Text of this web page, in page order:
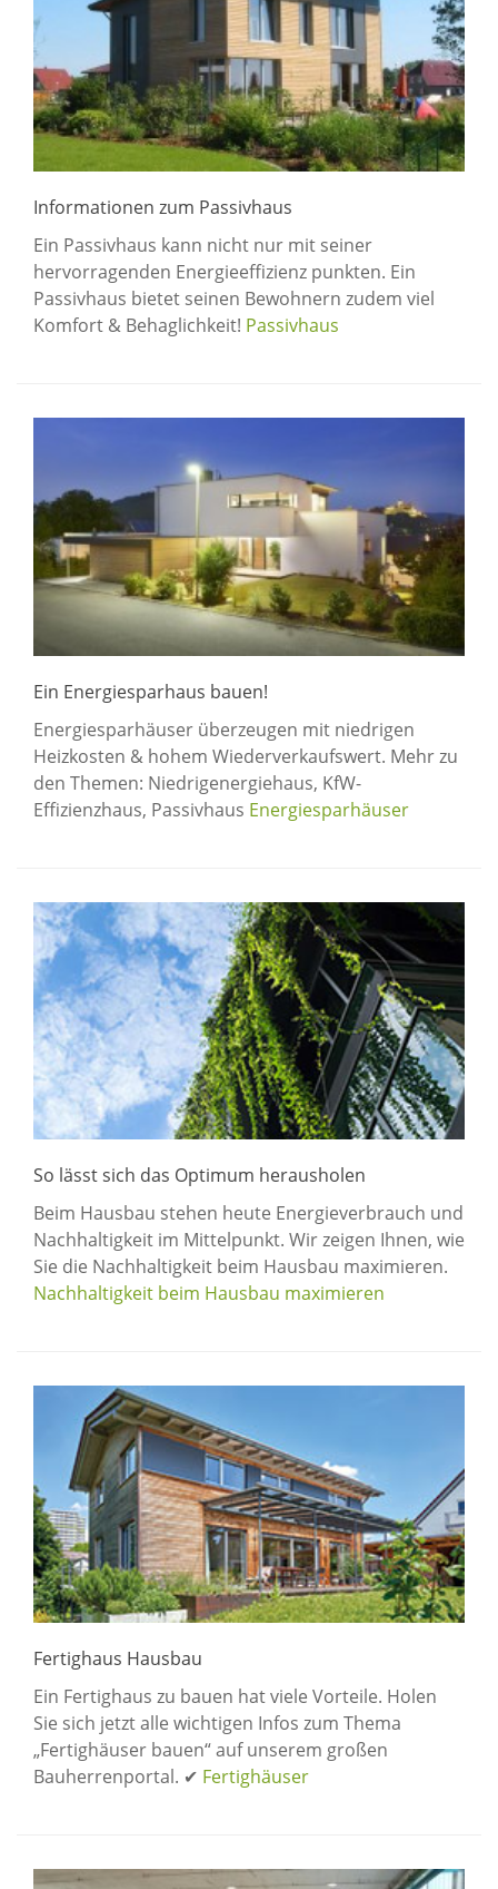
Informationen zum Passivhaus
Ein Passivhaus kann nicht nur mit seiner
hervorragenden Energieeffizienz punkten. Ein
Passivhaus bietet seinen Bewohnern zudem viel
Komfort & Behaglichkeit! Passivhaus
Ein Energiesparhaus bauen!
Energiesparhäuser überzeugen mit niedrigen
Heizkosten & hohem Wiederverkaufswert. Mehr zu
den Themen: Niedrigenergiehaus, KfW-
Effizienzhaus, Passivhaus Energiesparhäuser
So lässt sich das Optimum herausholen
Beim Hausbau stehen heute Energieverbrauch und
Nachhaltigkeit im Mittelpunkt. Wir zeigen Ihnen, wie
Sie die Nachhaltigkeit beim Hausbau maximieren.
Nachhaltigkeit beim Hausbau maximieren
Fertighaus Hausbau
Ein Fertighaus zu bauen hat viele Vorteile. Holen
Sie sich jetzt alle wichtigen Infos zum Thema
„Fertighäuser bauen“ auf unserem großen
Bauherrenportal. ✔ Fertighäuser